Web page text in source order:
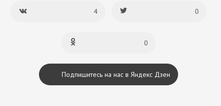
4 0
0
Подпишитесь на нас в Яндекс Дзен